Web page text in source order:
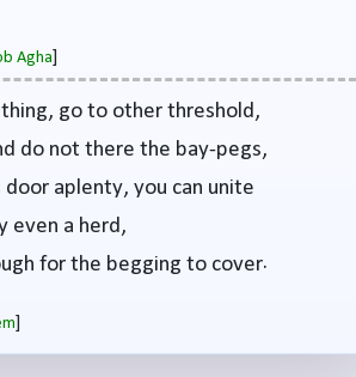
Agha
go to other threshold,
do not there the bay-pegs,
aplenty, you can unite
even a herd,
for the begging to cover.